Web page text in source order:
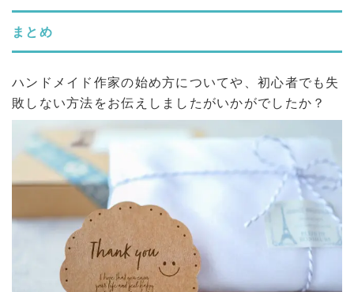
まとめ
ハンドメイド作家の始め方についてや、初心者でも失
敗しない方法をお伝えしましたがいかがでしたか？